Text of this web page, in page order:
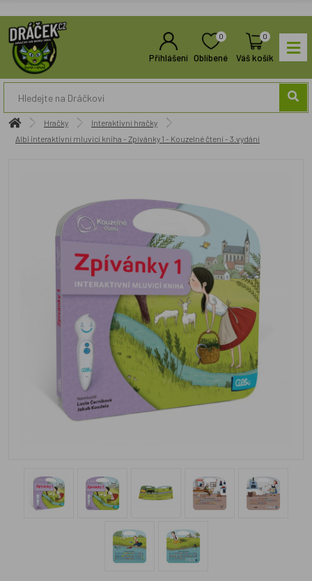
Přihlášení
0
Oblíbené
0
Váš košík
Hračky
Interaktivní hračky
Albi interaktivní mluvící kniha - Zpívánky 1 - Kouzelné čtení - 3.vydání